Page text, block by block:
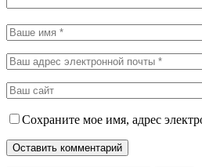
Сохраните мое имя, адрес